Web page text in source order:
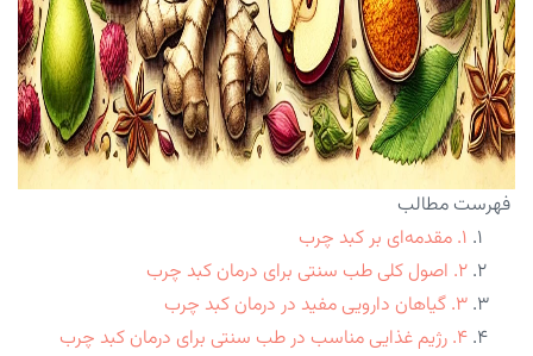
فهرست مطالب
۱. مقدمه‌ای بر کبد چرب
۲. اصول کلی طب سنتی برای درمان کبد چرب
۳. گیاهان دارویی مفید در درمان کبد چرب
۴. رژیم غذایی مناسب در طب سنتی برای درمان کبد چرب